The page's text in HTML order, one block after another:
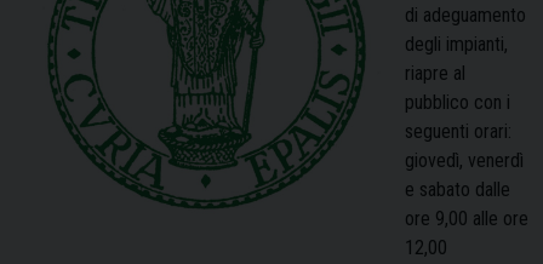
di adeguamento
degli impianti,
riapre al
pubblico con i
seguenti orari:
giovedì, venerdì
e sabato dalle
ore 9,00 alle ore
12,00